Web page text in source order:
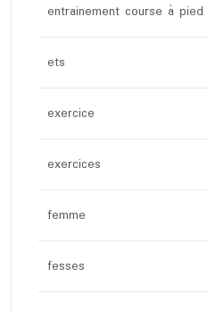
entrainement course à pied
ets
exercice
exercices
femme
fesses